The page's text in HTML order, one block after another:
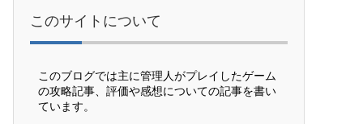
このサイトについて
このブログでは主に管理人がプレイしたゲーム
の攻略記事、評価や感想についての記事を書い
ています。